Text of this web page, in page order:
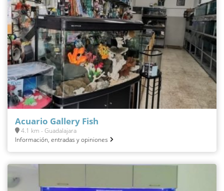
Acuario Gallery Fish
4.1 km - Guadalajara
Información, entradas y opiniones